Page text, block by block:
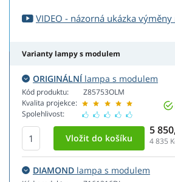
VIDEO - názorná ukázka
Varianty lampy s modulem
ORIGINÁLNÍlampa s modulem
Kód produktu:
Kvalita projekce:
Spolehlivost:
Z85753OLM
5
4 835
DIAMOND lampa s modulem